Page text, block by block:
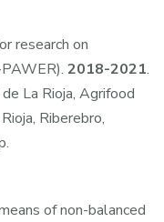
research on
2018-2021.
La Rioja, Agrifood
Riberebro,
of non-balanced